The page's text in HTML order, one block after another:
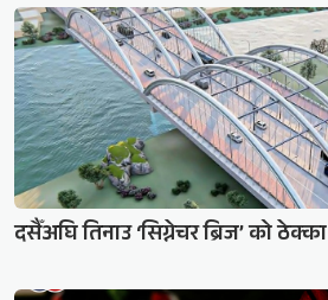
दसैँअघि तिनाउ ‘सिग्नेचर ब्रिज’ को ठेक्का